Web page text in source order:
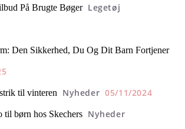
På Brugte Bøger Legetøj
Den Sikkerhed, Du Og Dit Barn Fortjener
til vinteren Nyheder 05/11/2024
til børn hos Skechers Nyheder